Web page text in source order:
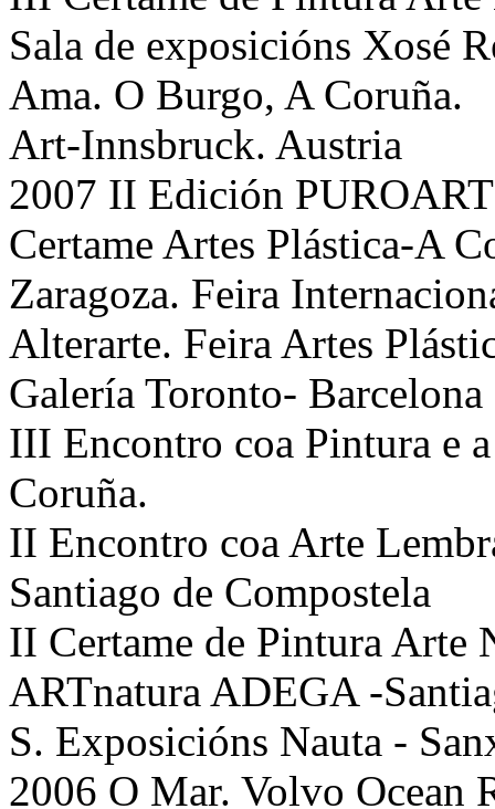
Sala de exposicións Xosé
Ama. O Burgo, A Coruña.
Art-Innsbruck. Austria
2007 II Edición
Certame Artes Plástica-A
Zaragoza. Feira
Alterarte. Feira Artes
Galería Toronto- Barcelona
III Encontro coa Pintura e
Coruña.
II Encontro coa Arte
Santiago de Compostela
II Certame de Pintura Arte
ARTnatura ADEGA -
S. Exposicións Nauta -
2006 O Mar. Volvo Ocean